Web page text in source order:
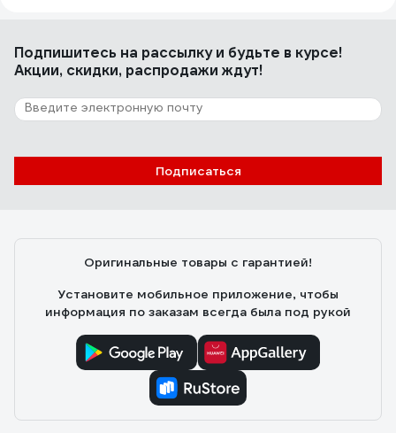
Подпишитесь на рассылкуи будьте в курсе!
Акции, скидки, распродажи ждут!
Подписаться
Оригинальные товары с гарантией!
Установите мобильное приложение, чтобы
информация по заказам всегда была под рукой